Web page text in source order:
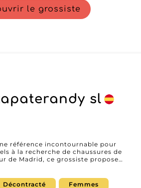
le grossiste
sl
référence incontournable pour
à la recherche de chaussures de
de Madrid, ce grossiste propose
de répondre aux attentes variées
Décontracté Femmes